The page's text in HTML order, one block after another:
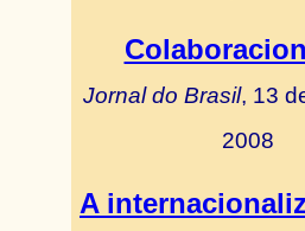
Jornal do Brasil, 13
2008
A